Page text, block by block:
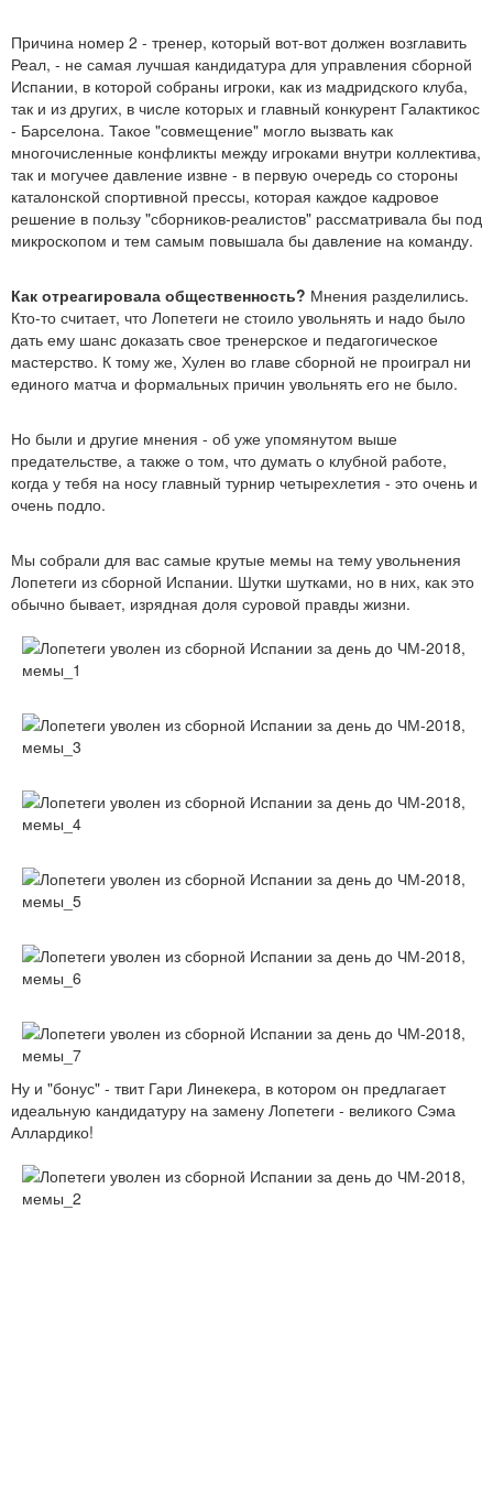
Причина номер 2 - тренер, который вот-вот должен возглавить
Реал, - не самая лучшая кандидатура для управления сборной
Испании, в которой собраны игроки, как из мадридского клуба,
так и из других, в числе которых и главный конкурент Галактикос
- Барселона. Такое "совмещение" могло вызвать как
многочисленные конфликты между игроками внутри коллектива,
так и могучее давление извне - в первую очередь со стороны
каталонской спортивной прессы, которая каждое кадровое
решение в пользу "сборников-реалистов" рассматривала бы под
микроскопом и тем самым повышала бы давление на команду.
Как отреагировала общественность? Мнения разделились.
Кто-то считает, что Лопетеги не стоило увольнять и надо было
дать ему шанс доказать свое тренерское и педагогическое
мастерство. К тому же, Хулен во главе сборной не проиграл ни
единого матча и формальных причин увольнять его не было.
Но были и другие мнения - об уже упомянутом выше
предательстве, а также о том, что думать о клубной работе,
когда у тебя на носу главный турнир четырехлетия - это очень и
очень подло.
Мы собрали для вас самые крутые мемы на тему увольнения
Лопетеги из сборной Испании. Шутки шутками, но в них, как это
обычно бывает, изрядная доля суровой правды жизни.
Ну и "бонус" - твит Гари Линекера, в котором он предлагает
идеальную кандидатуру на замену Лопетеги - великого Сэма
Аллардико!